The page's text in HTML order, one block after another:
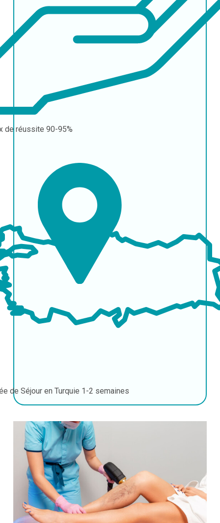
de réussite 90-95%
de Séjour en Turquie 1-2 semaines